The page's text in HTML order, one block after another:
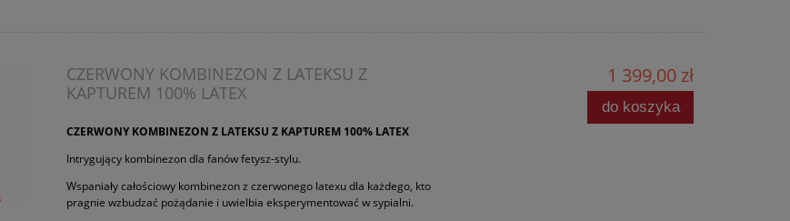
CZERWONY KOMBINEZON Z LATEKSU Z
KAPTUREM 100% LATEX
CZERWONY KOMBINEZON Z LATEKSU Z KAPTUREM 100% LATEX
Intrygujący kombinezon dla fanów fetysz-stylu.
Wspaniały całościowy kombinezon z czerwonego latexu dla każdego, kto
pragnie wzbudzać pożądanie i uwielbia eksperymentować w sypialni.
1 399,00 zł
do koszyka